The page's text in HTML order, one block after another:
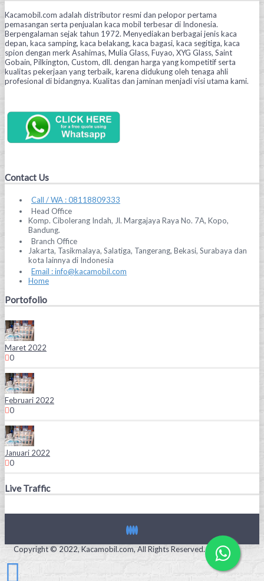
Kacamobil.com adalah distributor resmi dan pelopor pertama
pemasangan serta penjualan kaca mobil terbesar di Indonesia.
Berpengalaman sejak tahun 1972. Menyediakan berbagai jenis kaca
depan, kaca samping, kaca belakang, kaca bagasi, kaca segitiga, kaca
spion dengan merk Asahimas, Mulia Glass, Fuyao, XYG Glass, Saint
Gobain, Pilkington, Custom, dll. dengan harga yang kompetitif serta
kualitas pekerjaan yang terbaik, karena didukung oleh tenaga ahli
profesional di bidangnya. Kualitas dan jaminan menjadi visi utama kami.
Contact Us
Call / WA : 08118809333
Head Office
Komp. Cibolerang Indah, Jl. Margajaya Raya No. 7A, Kopo,
Bandung.
Branch Office
Jakarta, Tasikmalaya, Salatiga, Tangerang, Bekasi, Surabaya dan
kota lainnya di Indonesia
Email : info@kacamobil.com
Home
Portofolio
Maret 2022
0
Februari 2022
0
Januari 2022
0
Live Traffic
Copyright © 2022, Kacamobil.com, All Rights Reserved.